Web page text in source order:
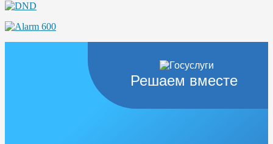
Решаем вместе